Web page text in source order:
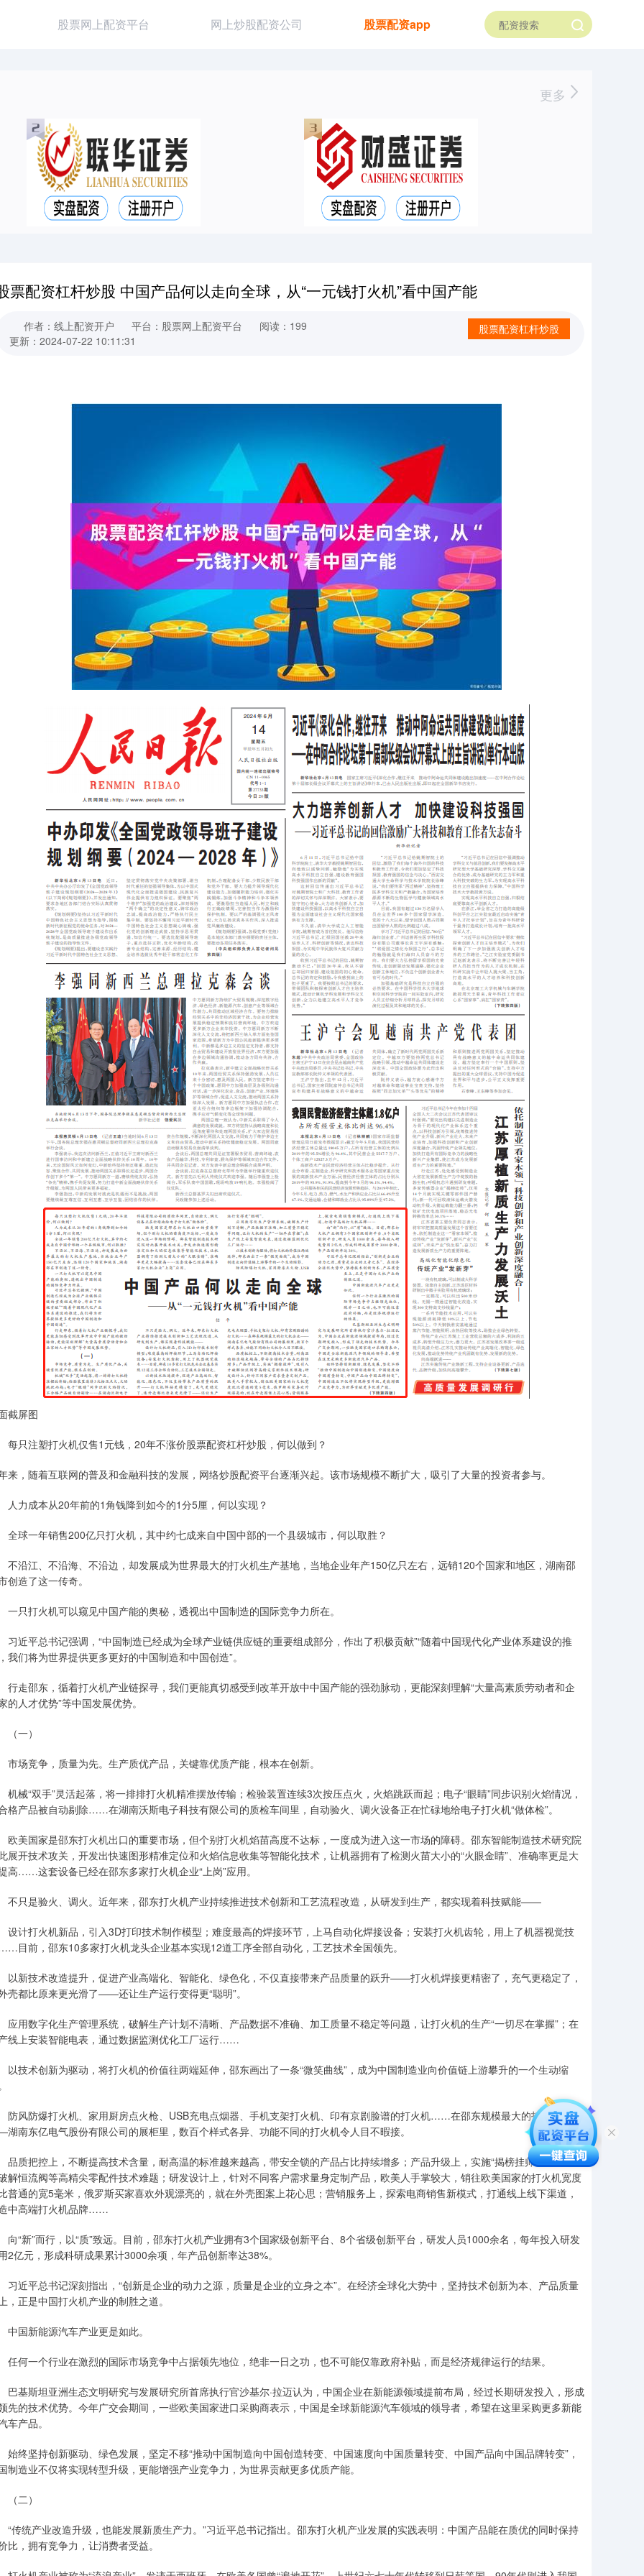
股票网上配资平台 网上炒股配资公司 股票配资app
更多
票配资杠杆炒股 中国产品何以走向全球，从“一元钱打火机”看中国产能
股票配资杠杆炒股
作者：线上配资开户 平台：股票网上配资平台
阅读：199
更新：2024-07-22 10:11:31
截屏图
只注塑打火机仅售1元钱，20年不涨价股票配资杠杆炒股，何以做到？
来，随着互联网的普及和金融科技的发展，网络炒股配资平台逐渐兴起。该市场规模不断扩大，吸引了大量的投资者参与。
力成本从20年前的1角钱降到如今的1分5厘，何以实现？
球一年销售200亿只打火机，其中约七成来自中国中部的一个县级城市，何以取胜？
沿江、不沿海、不沿边，却发展成为世界最大的打火机生产基地，当地企业年产150亿只左右，远销120个国家和地区，湖南邵
创造了这一传奇。
只打火机可以窥见中国产能的奥秘，透视出中国制造的国际竞争力所在。
近平总书记强调，“中国制造已经成为全球产业链供应链的重要组成部分，作出了积极贡献”“随着中国现代化产业体系建设的推
我们将为世界提供更多更好的中国制造和中国创造”。
走邵东，循着打火机产业链探寻，我们更能真切感受到改革开放中中国产能的强劲脉动，更能深刻理解“大量高素质劳动者和企
的人才优势”等中国发展优势。
一）
场竞争，质量为先。生产质优产品，关键靠优质产能，根本在创新。
械“双手”灵活起落，将一排排打火机精准摆放传输；检验装置连续3次按压点火，火焰跳跃而起；电子“眼睛”同步识别火焰情况，
格产品被自动剔除……在湖南沃斯电子科技有限公司的质检车间里，自动验火、调火设备正在忙碌地给电子打火机“做体检”。
美国家是邵东打火机出口的重要市场，但个别打火机焰苗高度不达标，一度成为进入这一市场的障碍。邵东智能制造技术研究院
展开技术攻关，开发出快速图形精准定位和火焰信息收集等智能化技术，让机器拥有了检测火苗大小的“火眼金睛”、准确率更是大
高……这套设备已经在邵东多家打火机企业“上岗”应用。
只是验火、调火。近年来，邵东打火机产业持续推进技术创新和工艺流程改造，从研发到生产，都实现着科技赋能——
计打火机新品，引入3D打印技术制作模型；难度最高的焊接环节，上马自动化焊接设备；安装打火机齿轮，用上了机器视觉技
目前，邵东10多家打火机龙头企业基本实现12道工序全部自动化，工艺技术全国领先。
新技术改造提升，促进产业高端化、智能化、绿色化，不仅直接带来产品质量的跃升——打火机焊接更精密了，充气更稳定了，
壳都比原来更光滑了——还让生产运行变得更“聪明”。
用数字化生产管理系统，破解生产计划不清晰、产品数据不准确、加工质量不稳定等问题，让打火机的生产“一切尽在掌握”；在
线上安装智能电表，通过数据监测优化工厂运行……
技术创新为驱动，将打火机的价值往两端延伸，邵东画出了一条“微笑曲线”，成为中国制造业向价值链上游攀升的一个生动缩
风防爆打火机、家用厨房点火枪、USB充电点烟器、手机支架打火机、印有京剧脸谱的打火机……在邵东规模最大的打火机企业
南东亿电气股份有限公司的展柜里，数百个样式各异、功能不同的打火机令人目不暇接。
质把控上，不断提高技术含量，耐高温的标准越来越高，带安全锁的产品占比持续增多；产品升级上，实施“揭榜挂帅”，吸引人
解恒流阀等高精尖零配件技术难题；研发设计上，针对不同客户需求量身定制产品，欧美人手掌较大，销往欧美国家的打火机宽度
普通的宽5毫米，俄罗斯买家喜欢外观漂亮的，就在外壳图案上花心思；营销服务上，探索电商销售新模式，打通线上线下渠道，
中高端打火机品牌……
“新”而行，以“质”致远。目前，邵东打火机产业拥有3个国家级创新平台、8个省级创新平台，研发人员1000余名，每年投入研发
2亿元，形成科研成果累计3000余项，年产品创新率达38%。
近平总书记深刻指出，“创新是企业的动力之源，质量是企业的立身之本”。在经济全球化大势中，坚持技术创新为本、产品质量
，正是中国打火机产业的制胜之道。
国新能源汽车产业更是如此。
何一个行业在激烈的国际市场竞争中占据领先地位，绝非一日之功，也不可能仅靠政府补贴，而是经济规律运行的结果。
基斯坦亚洲生态文明研究与发展研究所首席执行官沙基尔·拉迈认为，中国企业在新能源领域提前布局，经过长期研发投入，形成
先的技术优势。今年广交会期间，一些欧美国家进口采购商表示，中国是全球新能源汽车领域的领导者，希望在这里采购更多新能
车产品。
终坚持创新驱动、绿色发展，坚定不移“推动中国制造向中国创造转变、中国速度向中国质量转变、中国产品向中国品牌转变”，
制造业不仅将实现转型升级，更能增强产业竞争力，为世界贡献更多优质产能。
二）
统产业改造升级，也能发展新质生产力。”习近平总书记指出。邵东打火机产业发展的实践表明：中国产品能在质优的同时保持
比，拥有竞争力，让消费者受益。